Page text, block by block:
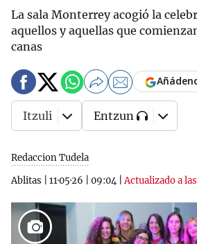
La sala Monterrey acogió la
aquellos y aquellas que
canas
Redaccion Tudela
Ablitas
11·05·26 09:04 |Actualizado a
Itzuli Entzun